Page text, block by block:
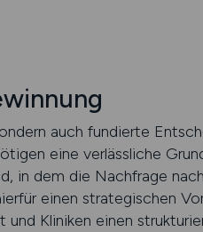
auch fundierte
eine verlässliche
in dem die Nachfrage nach
einen strategischen
Kliniken einen